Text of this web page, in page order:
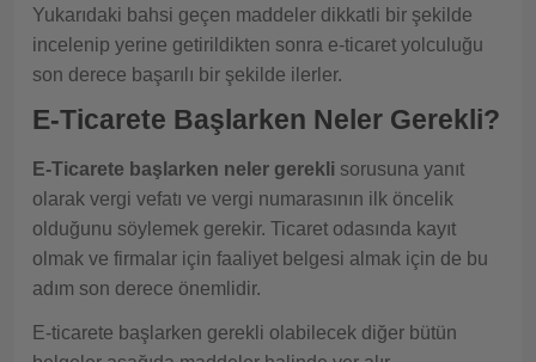
Yukarıdaki bahsi geçen maddeler dikkatli bir şekilde
incelenip yerine getirildikten sonra e-ticaret yolculuğu
son derece başarılı bir şekilde ilerler.
E-Ticarete Başlarken Neler Gerekli?
E-Ticarete başlarken neler gerekli sorusuna yanıt
olarak vergi vefatı ve vergi numarasının ilk öncelik
olduğunu söylemek gerekir. Ticaret odasında kayıt
olmak ve firmalar için faaliyet belgesi almak için de bu
adım son derece önemlidir.
E-ticarete başlarken gerekli olabilecek diğer bütün